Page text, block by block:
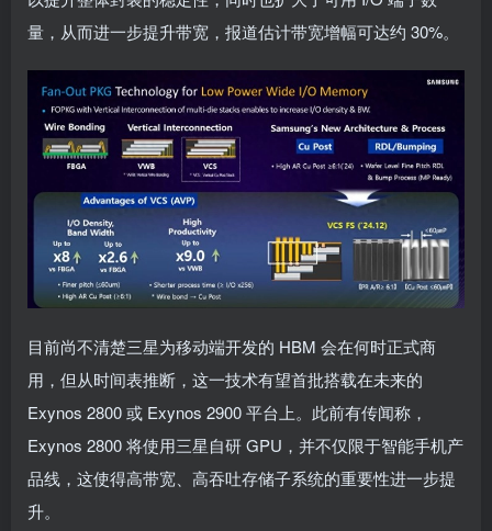
量，从而进一步提升带宽，报道估计带宽增幅可达约 30%。
目前尚不清楚三星为移动端开发的 HBM 会在何时正式商
用，但从时间表推断，这一技术有望首批搭载在未来的
Exynos 2800 或 Exynos 2900 平台上。此前有传闻称，
Exynos 2800 将使用三星自研 GPU，并不仅限于智能手机产
品线，这使得高带宽、高吞吐存储子系统的重要性进一步提
升。